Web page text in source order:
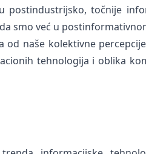
postindustrijsko, točnije
smo već u
naše kolektivne
tehnologija i oblika